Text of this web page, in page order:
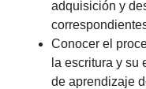
adquisición y
Conocer el
la escritura y su
de aprendizaje